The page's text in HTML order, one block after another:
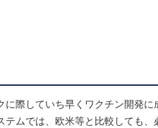
際していち早くワクチン開発
ムでは、欧米等と比較しても